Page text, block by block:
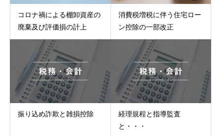
コロナ禍による棚卸資産の
廃棄及び評価損の計上
消費税増税に伴う住宅ロー
ン控除の一部改正
振り込め詐欺と雑損控除
経理規程と指導監査
と・・・